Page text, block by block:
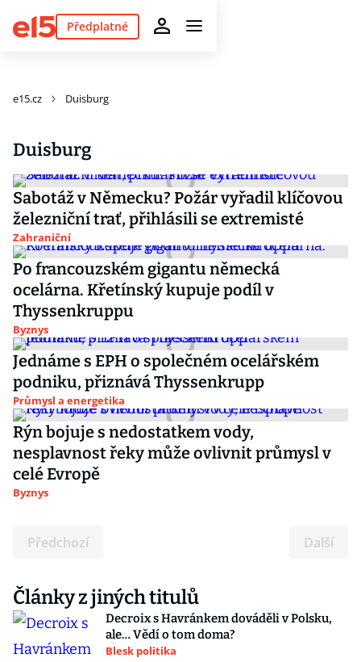
Předplatné
e15.cz Duisburg
Duisburg
Sabotáž v Německu? Požár vyřadil klíčovou
železniční trať, přihlásili se extremisté
Zahraniční
Po francouzském gigantu německá
ocelárna. Křetínský kupuje podíl v
Thyssenkruppu
Byznys
Jednáme s EPH o společném ocelářském
podniku, přiznává Thyssenkrupp
Průmysl a energetika
Rýn bojuje s nedostatkem vody,
nesplavnost řeky může ovlivnit průmysl v
celé Evropě
Byznys
Předchozí Další
Články z jiných titulů
Decroix s Havránkem dováděli v Polsku,
ale… Vědí o tom doma?
Blesk politika